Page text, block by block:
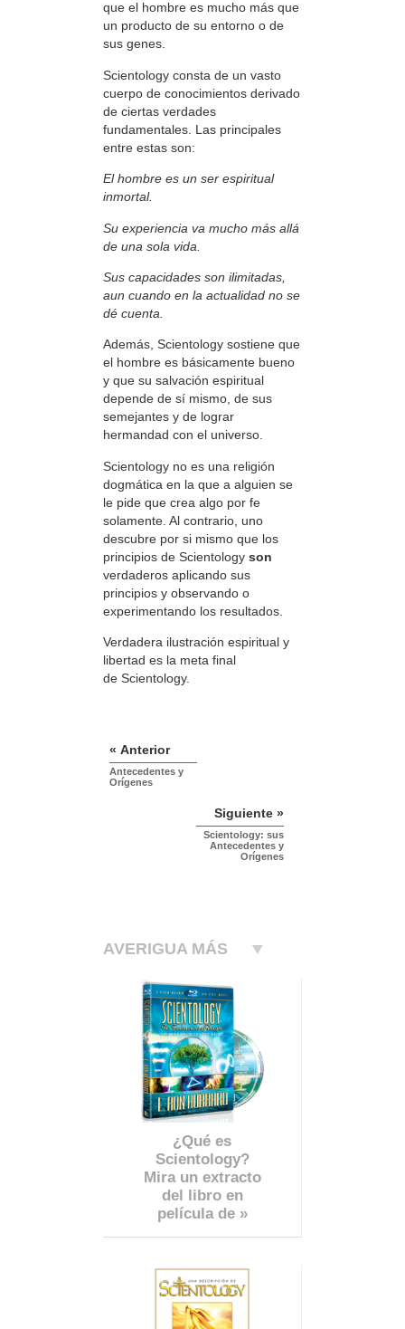
que el hombre es mucho más que
un producto de su entorno o de
sus genes.
Scientology consta de un vasto
cuerpo de conocimientos derivado
de ciertas verdades
fundamentales. Las principales
entre estas son:
El hombre es un ser espiritual
inmortal.
Su experiencia va mucho más allá
de una sola vida.
Sus capacidades son ilimitadas,
aun cuando en la actualidad no se
dé cuenta.
Además, Scientology sostiene que
el hombre es básicamente bueno
y que su salvación espiritual
depende de sí mismo, de sus
semejantes y de lograr
hermandad con el universo.
Scientology no es una religión
dogmática en la que a alguien se
le pide que crea algo por fe
solamente. Al contrario, uno
descubre por si mismo que los
principios de Scientology son
verdaderos aplicando sus
principios y observando o
experimentando los resultados.
Verdadera ilustración espiritual y
libertad es la meta final
de Scientology.
« Anterior
Antecedentes y
Orígenes
Siguiente »
Scientology: sus
Antecedentes y
Orígenes
AVERIGUA MÁS
¿Qué es
Scientology?
Mira un extracto
del libro en
película de »